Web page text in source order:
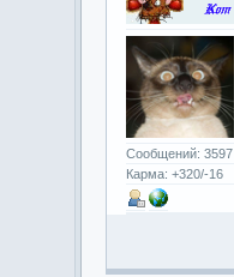
Сообщений: 3597
Карма: +320/-16